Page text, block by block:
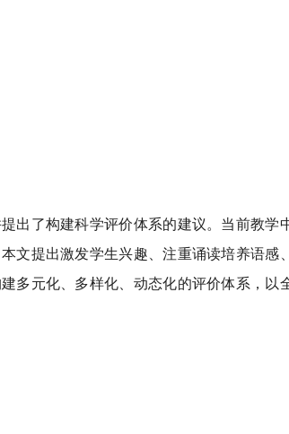
出了构建科学评价体系的建议。当前教学
文提出激发学生兴趣、注重诵读培养语感
多元化、多样化、动态化的评价体系，以